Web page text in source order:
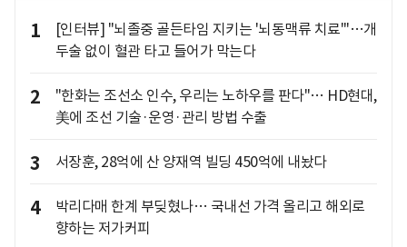
1
[인터뷰] "뇌졸중 골든타임 지키는 '뇌동맥류 치료'"…개
두술 없이 혈관 타고 들어가 막는다
2
"한화는 조선소 인수, 우리는 노하우를 판다"… HD현대,
美에 조선 기술·운영·관리 방법 수출
3 서장훈, 28억에 산 양재역 빌딩 450억에 내놨다
4
박리다매 한계 부딪혔나… 국내선 가격 올리고 해외로
향하는 저가커피